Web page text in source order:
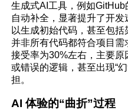
生成式AI工具，例如
自动补全，显著提升了开
以生成初始代码，甚至包
并非所有代码都符合项目
接受率为30%左右，主要
或错误的逻辑，甚至出现“
担。
AI 体验的“曲折”过程